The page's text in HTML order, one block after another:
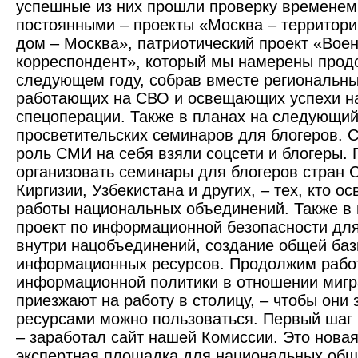
успешные из них прошли проверку
постоянными – проекты «Москва –
дом – Москва», патриотический проект
корреспондент», который мы намерены
следующем году, собрав вместе
работающих на СВО и освещающих успехи
спец­операции. Также в планах на
просветительских семинаров для блогеров.
роль СМИ на себя взяли соцсети и
организовать семинары для блогеров стран
Киргизии, Узбекистана и других, – тех, кто
работы национальных объединений. Также в
проект по информационной безопасности
внутри нацобъединений, создание общей
информационных ресурсов. Продолжим
информационной политики в отношении
приезжают на работу в столицу, – чтобы они
ресурсами можно пользоваться. Первый шаг
– заработал сайт нашей Комиссии. Это